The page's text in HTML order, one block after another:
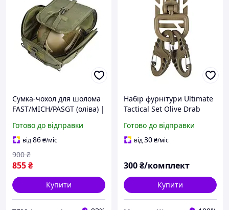
Сумка-чохол для шолома
FAST/MICH/PASGT (оліва) |
зберігання і
транспортування каски
Готово до відправки
від86₴/міс
855₴
900 ₴
Купити
Набір фурнітури Ultimate
Tactical Set Olive Drab
елементів MOLLE
Готово до відправки
від30₴/міс
300₴/комплект
Купити